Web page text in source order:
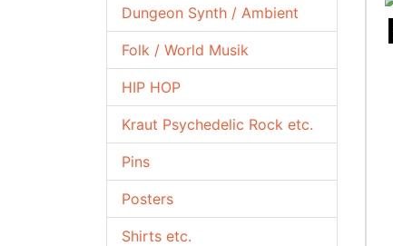
Dungeon Synth / Ambient
Folk / World Musik
HIP HOP
Kraut Psychedelic Rock etc.
Pins
Posters
Shirts etc.